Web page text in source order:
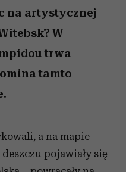
na artystycznej
W
trwa
tamto
a na mapie
pojawiały się